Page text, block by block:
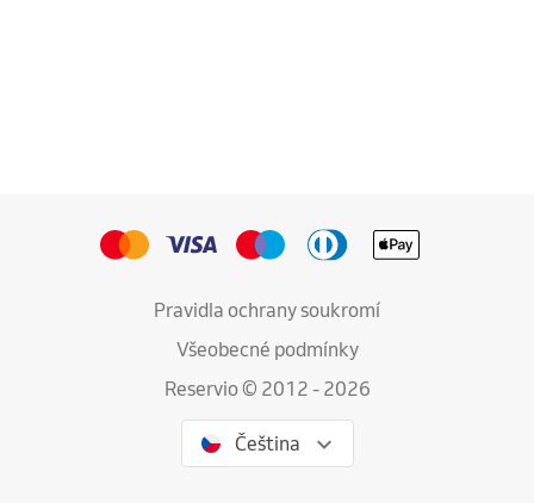
Pravidla ochrany soukromí
Všeobecné podmínky
Reservio © 2012 - 2026
Čeština